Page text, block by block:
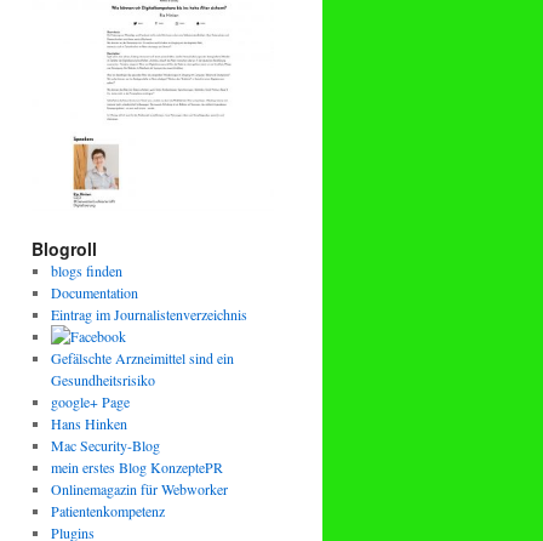
Blogroll
blogs finden
Documentation
Eintrag im Journalistenverzeichnis
Gefälschte Arzneimittel sind ein
Gesundheitsrisiko
google+ Page
Hans Hinken
Mac Security-Blog
mein erstes Blog KonzeptePR
Onlinemagazin für Webworker
Patientenkompetenz
Plugins